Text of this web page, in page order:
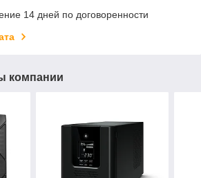
14 дней по договоренности
компании